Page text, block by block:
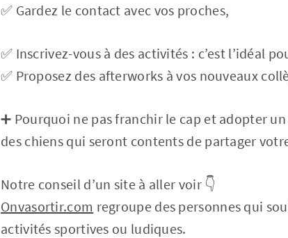
✅ Gardez le contact avec vos proches,
✅ Inscrivez-vous à des activités : c’est l’idéal
✅ Proposez des afterworks à vos nouveaux
➕ Pourquoi ne pas franchir le cap et adopter
des chiens qui seront contents de partager
Notre conseil d’un site à aller voir 👇
Onvasortir.com regroupe des personnes qui
activités sportives ou ludiques.